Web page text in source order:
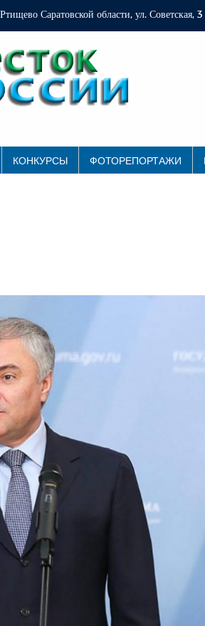
Саратовской области, ул. Советская, 3
КОНКУРСЫ ФОТОРЕПОРТАЖИ